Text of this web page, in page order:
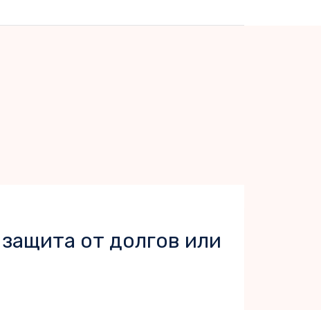
от долгов или